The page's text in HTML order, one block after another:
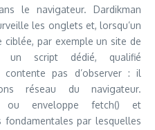
le navigateur. Dardikman
les onglets et, lorsqu’un
par exemple un site de
un script dédié, qualifié
contente pas d’observer : il
réseau du navigateur.
ou enveloppe fetch() et
fondamentales par lesquelles